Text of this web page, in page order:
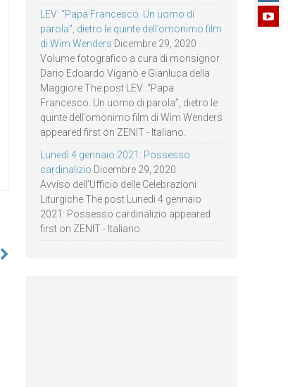
LEV: “Papa Francesco. Un uomo di
parola”, dietro le quinte dell’omonimo film
di Wim Wenders Dicembre 29, 2020
Volume fotografico a cura di monsignor
Dario Edoardo Viganò e Gianluca della
Maggiore The post LEV: “Papa
Francesco. Un uomo di parola”, dietro le
quinte dell’omonimo film di Wim Wenders
appeared first on ZENIT - Italiano.
Lunedì 4 gennaio 2021: Possesso
cardinalizio Dicembre 29, 2020
Avviso dell’Ufficio delle Celebrazioni
Liturgiche The post Lunedì 4 gennaio
2021: Possesso cardinalizio appeared
first on ZENIT - Italiano.